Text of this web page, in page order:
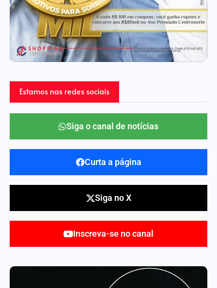
Estamos nas redes sociais
Siga o canal de notícias
Curta a página
Siga no X
Inscreva-se no canal